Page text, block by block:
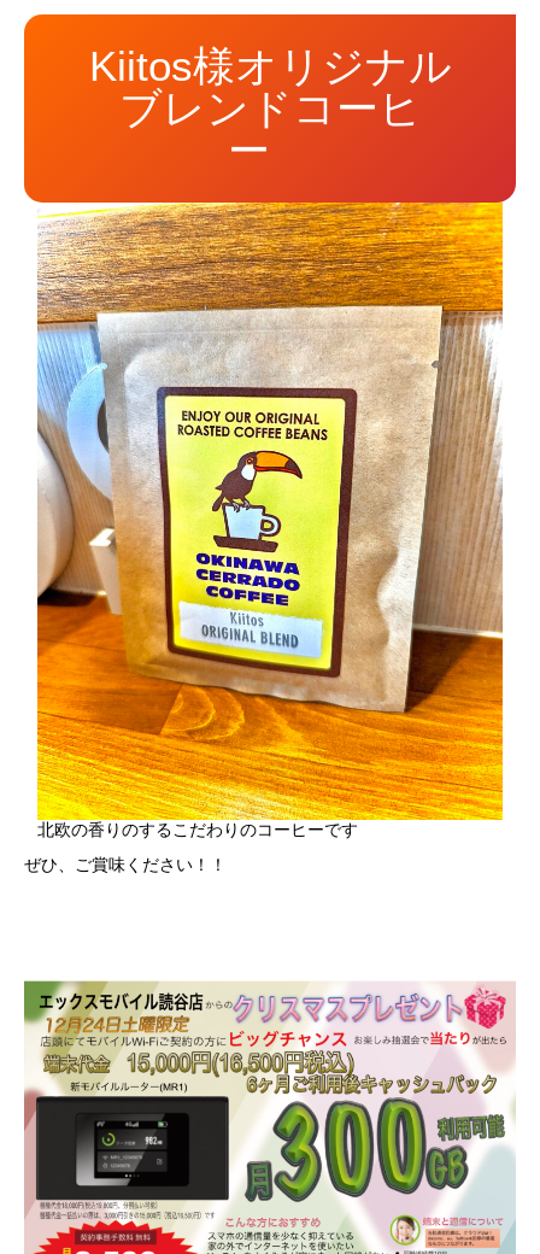
Kiitos様オリジナル
ブレンドコーヒ
ー
北欧の香りのするこだわりのコーヒーです
ぜひ、ご賞味ください！！